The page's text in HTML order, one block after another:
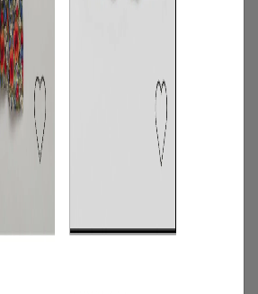
ニュース
【夏限定】短く借りて、たくさん楽し
む。短期レンタルキャンペーン開催
2026.06.01